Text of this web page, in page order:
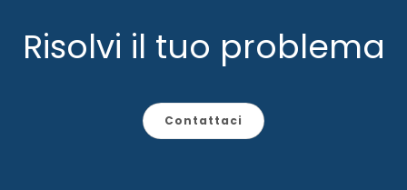
Risolvi il tuo problema
Contattaci